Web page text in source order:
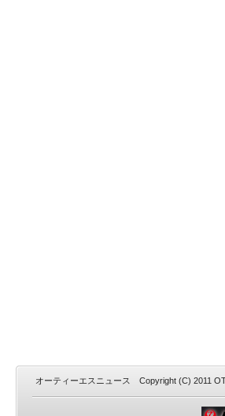
オーティーエスニュース Copyright (C) 2011